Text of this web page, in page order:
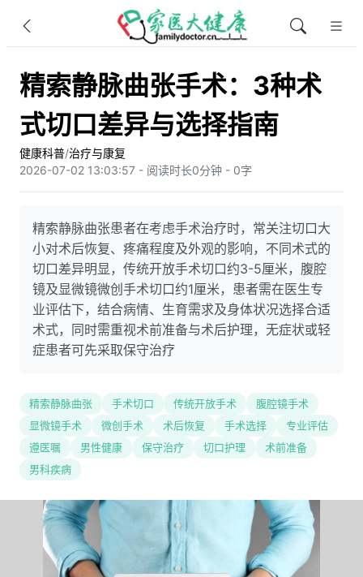
精索静脉曲张手术：3种术
式切口差异与选择指南
健康科普/治疗与康复
2026-07-02 13:03:57 - 阅读时长0分钟 - 0字
精索静脉曲张患者在考虑手术治疗时，常关注切口大
小对术后恢复、疼痛程度及外观的影响，不同术式的
切口差异明显，传统开放手术切口约3-5厘米，腹腔
镜及显微镜微创手术切口约1厘米，患者需在医生专
业评估下，结合病情、生育需求及身体状况选择合适
术式，同时需重视术前准备与术后护理，无症状或轻
症患者可先采取保守治疗
精索静脉曲张 手术切口 传统开放手术
腹腔镜手术
显微镜手术
微创手术 术后恢复 手术选择
专业评估
遵医嘱
男性健康 保守治疗 切口护理
术前准备
男科疾病